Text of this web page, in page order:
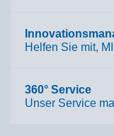
Helfen Sie mit,
360° Service
Unser Service